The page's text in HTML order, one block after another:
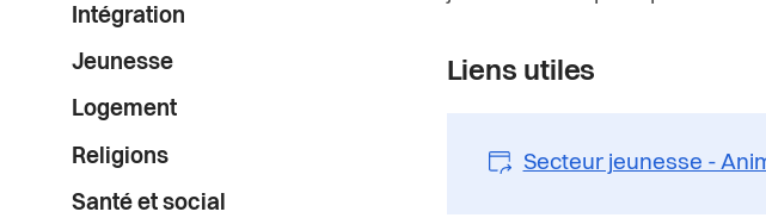
Liens utiles
Secteur jeunesse -
Intégration
Jeunesse
Logement
Religions
Santé et social